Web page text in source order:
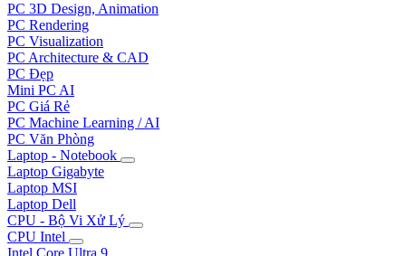
PC 3D Design, Animation
PC Rendering
PC Visualization
PC Architecture & CAD
PC Đẹp
Mini PC AI
PC Giá Rẻ
PC Machine Learning / AI
PC Văn Phòng
Laptop - Notebook
Laptop Gigabyte
Laptop MSI
Laptop Dell
CPU - Bộ Vi Xử Lý
CPU Intel